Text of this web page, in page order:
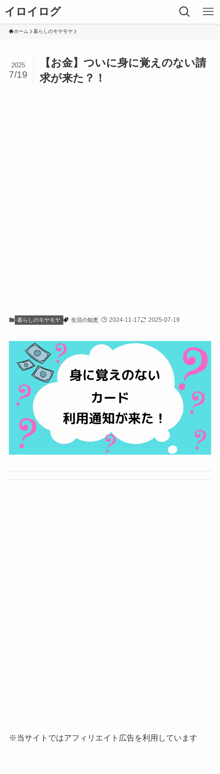
イロイログ
ホーム 暮らしのモヤモヤ
【お金】ついに身に覚えのない請
求が来た？！
2025
7/19
暮らしのモヤモヤ 生活の知恵 2024-11-17 2025-07-19
※当サイトではアフィリエイト広告を利用しています